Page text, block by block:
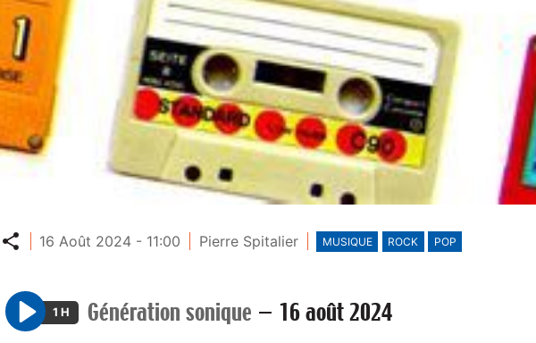
Partager
16 Août 2024 - 11:00 Pierre Spitalier MUSIQUE ROCK POP
P
1 H Génération sonique — 16 août 2024